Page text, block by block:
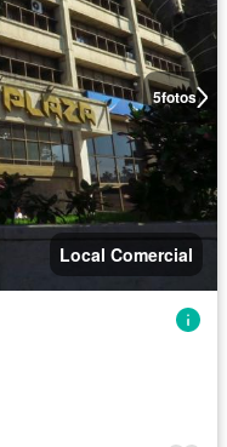
5fotos
Local Comercial